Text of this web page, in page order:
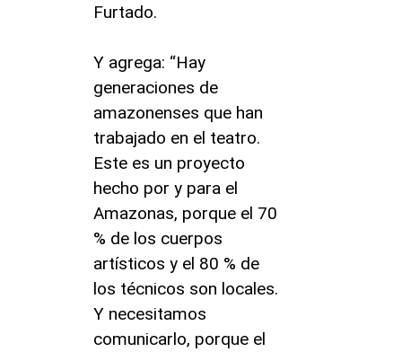
Furtado.
Y agrega: “Hay
generaciones de
amazonenses que han
trabajado en el teatro.
Este es un proyecto
hecho por y para el
Amazonas, porque el 70
% de los cuerpos
artísticos y el 80 % de
los técnicos son locales.
Y necesitamos
comunicarlo, porque el